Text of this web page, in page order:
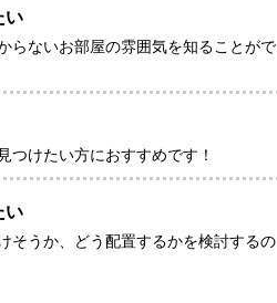
い
らないお部屋の雰囲気を知ることがで
つけたい方におすすめです！
い
そうか、どう配置するかを検討するの